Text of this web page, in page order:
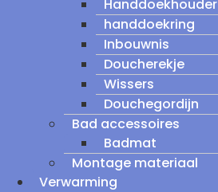
Handdoekhouder
handdoekring
Inbouwnis
Doucherekje
Wissers
Douchegordijn
Bad accessoires
Badmat
Montage materiaal
Verwarming